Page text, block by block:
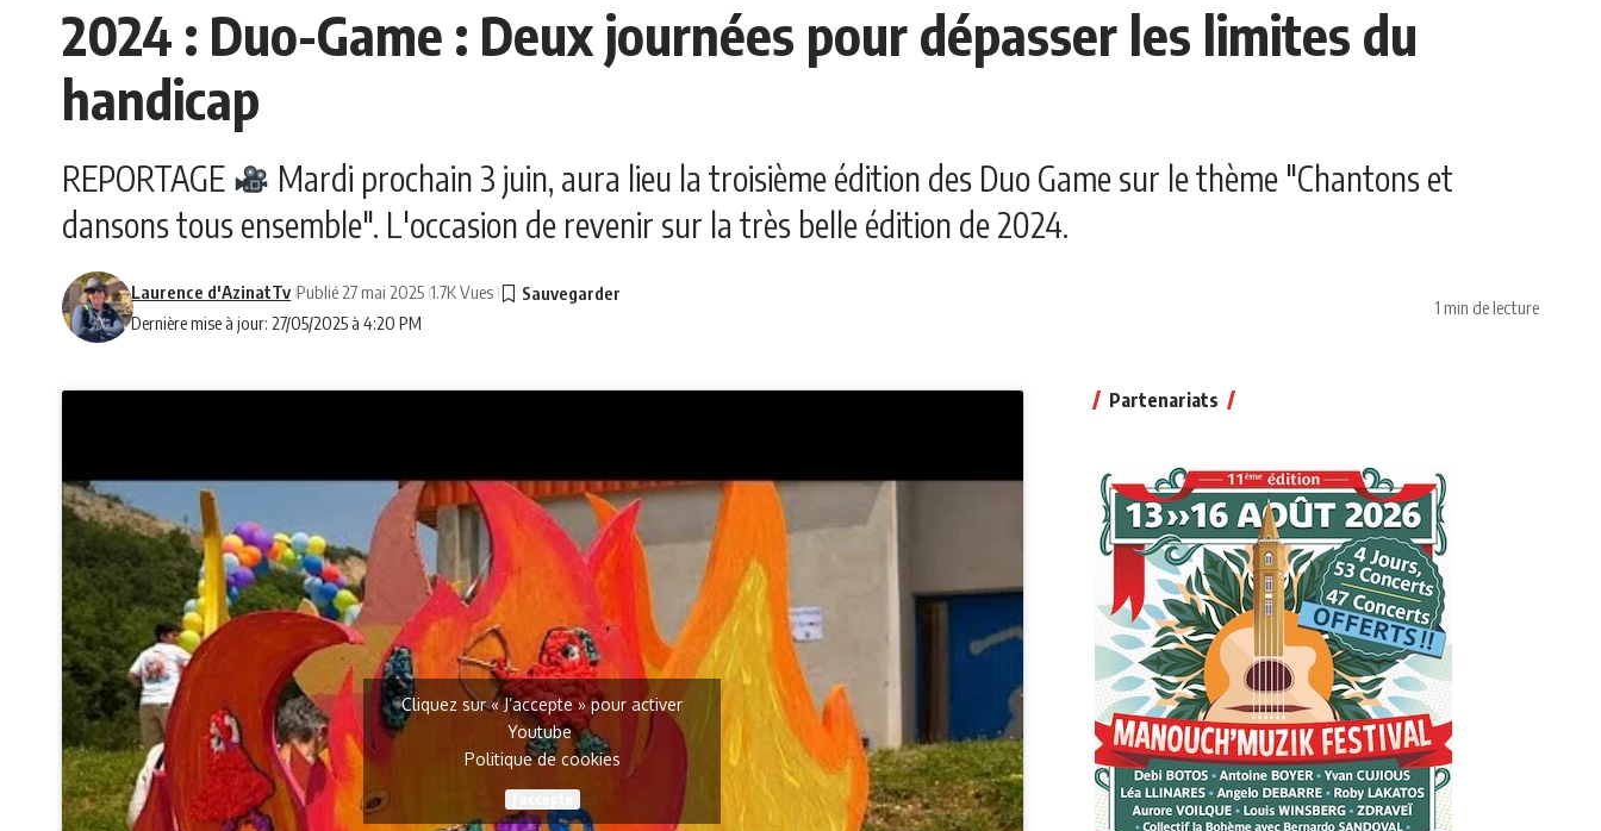
2024 : Duo-Game : Deux journées pour dépasser les limites du
handicap
REPORTAGE
Mardi prochain 3 juin, aura lieu la troisième édition des Duo Game sur le thème "Chantons et
dansons tous ensemble". L'occasion de revenir sur la très belle édition de 2024.
Dernière mise à jour: 27/05/2025 à 4:20 PM
Laurence d'AzinatTv Publié 27 mai 2025 1.7K Vues
1 min de lecture
Cliquez sur « J’accepte » pour activer
Youtube
Politique de cookies
Partenariats